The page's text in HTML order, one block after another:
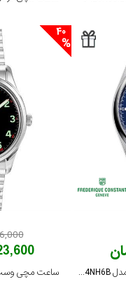
ساعت مچی فردریک کنستانت مدل FC-303N4NH6B